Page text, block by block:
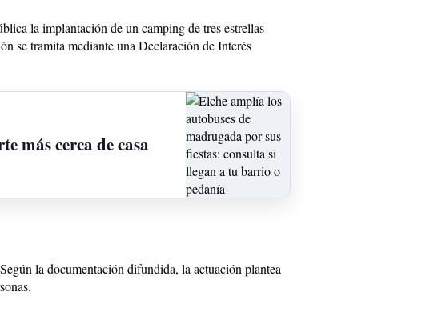
la implantación de un camping de tres estrellas
se tramita mediante una Declaración de Interés
más cerca de casa
la documentación difundida, la actuación plantea